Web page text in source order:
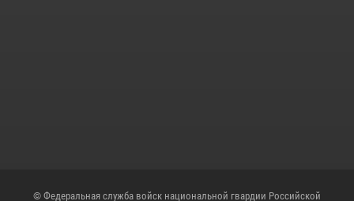
© Федеральная служба войск национальной гвардии Российской